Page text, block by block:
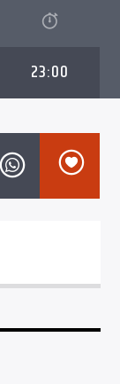
23:00